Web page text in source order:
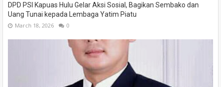
DPD PSI Kapuas Hulu Gelar Aksi Sosial, Bagikan Sembako dan
Uang Tunai kepada Lembaga Yatim Piatu
March 18, 2026 0